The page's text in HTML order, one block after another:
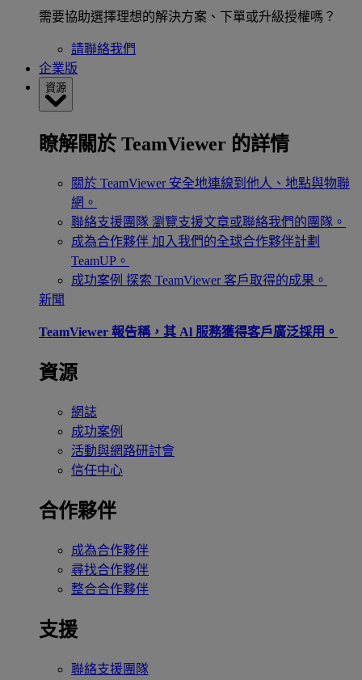
需要協助選擇理想的解決方案、下單或升級授權嗎？
請聯絡我們
企業版
資源
瞭解關於 TeamViewer 的詳情
關於 TeamViewer 安全地連線到他人、地點與物聯
網。
聯絡支援團隊 瀏覽支援文章或聯絡我們的團隊。
成為合作夥伴 加入我們的全球合作夥伴計劃
TeamUP。
成功案例 探索 TeamViewer 客戶取得的成果。
新聞
TeamViewer 報告稱，其 Al 服務獲得客戶廣泛採用。
資源
網誌
成功案例
活動與網路研討會
信任中心
合作夥伴
成為合作夥伴
尋找合作夥伴
整合合作夥伴
支援
聯絡支援團隊